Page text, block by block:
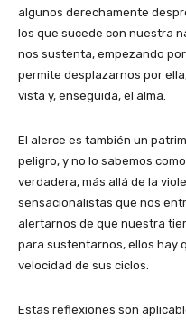
algunos derechamente
los que sucede con nuestra
nos sustenta, empezando
permite desplazarnos por
vista y, enseguida, el alma.
El alerce es también un
peligro, y no lo sabemos
verdadera, más allá de la
sensacionalistas que nos
alertarnos de que nuestra
para sustentarnos, ellos hay
velocidad de sus ciclos.
Estas reflexiones son